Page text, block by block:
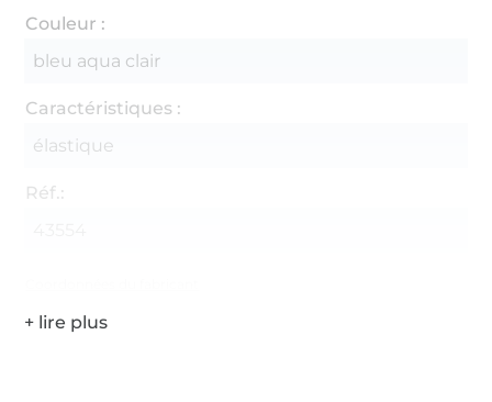
Couleur :
bleu aqua clair
Caractéristiques :
élastique
Réf.: